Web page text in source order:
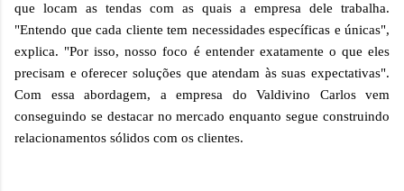
que locam as tendas com as quais a empresa dele trabalha.
"Entendo que cada cliente tem necessidades específicas e únicas",
explica. "Por isso, nosso foco é entender exatamente o que eles
precisam e oferecer soluções que atendam às suas expectativas".
Com essa abordagem, a empresa do Valdivino Carlos vem
conseguindo se destacar no mercado enquanto segue construindo
relacionamentos sólidos com os clientes.